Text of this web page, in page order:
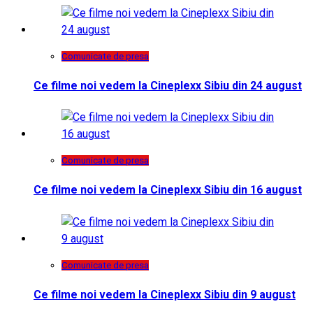
Comunicate de presa
Ce filme noi vedem la Cineplexx Sibiu din 24 august
Comunicate de presa
Ce filme noi vedem la Cineplexx Sibiu din 16 august
Comunicate de presa
Ce filme noi vedem la Cineplexx Sibiu din 9 august